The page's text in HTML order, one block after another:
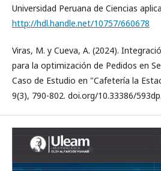
Universidad Peruana de Ciencias
http://hdl.handle.net/10757/660678
Viras, M. y Cueva, A. (2024).
para la optimización de Pedidos en
Caso de Estudio en "Cafetería la
9(3), 790-802. doi.org/10.33386/